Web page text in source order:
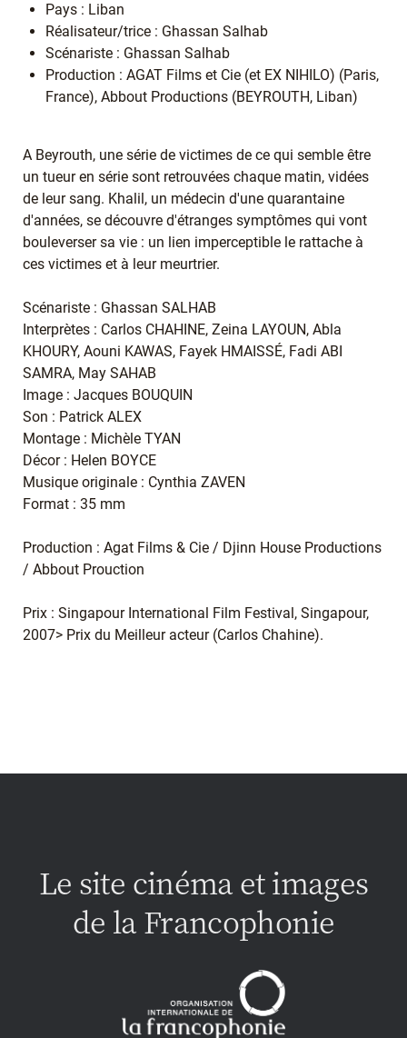
Pays : Liban
Réalisateur/trice : Ghassan Salhab
Scénariste : Ghassan Salhab
Production : AGAT Films et Cie (et EX NIHILO) (Paris,
France), Abbout Productions (BEYROUTH, Liban)
A Beyrouth, une série de victimes de ce qui semble être
un tueur en série sont retrouvées chaque matin, vidées
de leur sang. Khalil, un médecin d'une quarantaine
d'années, se découvre d'étranges symptômes qui vont
bouleverser sa vie : un lien imperceptible le rattache à
ces victimes et à leur meurtrier.
Scénariste : Ghassan SALHAB
Interprètes : Carlos CHAHINE, Zeina LAYOUN, Abla
KHOURY, Aouni KAWAS, Fayek HMAISSÉ, Fadi ABI
SAMRA, May SAHAB
Image : Jacques BOUQUIN
Son : Patrick ALEX
Montage : Michèle TYAN
Décor : Helen BOYCE
Musique originale : Cynthia ZAVEN
Format : 35 mm
Production : Agat Films & Cie / Djinn House Productions
/ Abbout Prouction
Prix : Singapour International Film Festival, Singapour,
2007> Prix du Meilleur acteur (Carlos Chahine).
Le site cinéma et images
de la Francophonie